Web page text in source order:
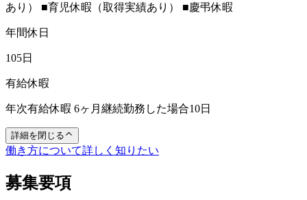
あり） ■育児休暇（取得実績あり） ■慶弔休暇
年間休日
105日
有給休暇
年次有給休暇 6ヶ月継続勤務した場合10日
詳細を閉じる
働き方について詳しく知りたい
募集要項